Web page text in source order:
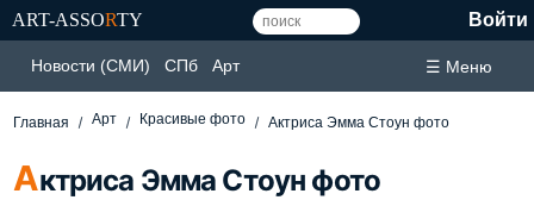
ART-ASSORTY Войти
Новости (СМИ) СПб Арт ☰ Меню
Главная Арт Красивые фото Актриса Эмма Стоун фото
Актриса Эмма Стоун фото